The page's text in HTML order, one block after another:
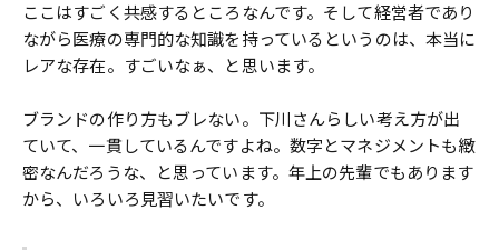
ここはすごく共感するところなんです。そして経営者であり
ながら医療の専門的な知識を持っているというのは、本当に
レアな存在。すごいなぁ、と思います。
ブランドの作り方もブレない。下川さんらしい考え方が出
ていて、一貫しているんですよね。数字とマネジメントも緻
密なんだろうな、と思っています。年上の先輩でもあります
から、いろいろ見習いたいです。